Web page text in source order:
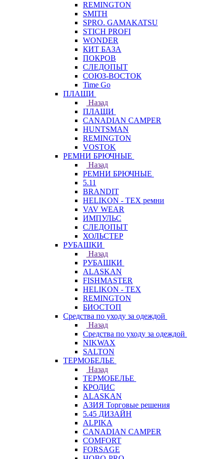
REMINGTON
SMITH
SPRO. GAMAKATSU
STICH PROFI
WONDER
КИТ БАЗА
ПОКРОВ
СЛЕДОПЫТ
СОЮЗ-ВОСТОК
Time Go
ПЛАЩИ
Назад
ПЛАЩИ
CANADIAN CAMPER
HUNTSMAN
REMINGTON
VOSTOK
РЕМНИ БРЮЧНЫЕ
Назад
РЕМНИ БРЮЧНЫЕ
5.11
BRANDIT
HELIKON - TEX ремни
VAV WEAR
ИМПУЛЬС
СЛЕДОПЫТ
ХОЛЬСТЕР
РУБАШКИ
Назад
РУБАШКИ
ALASKAN
FISHMASTER
HELIKON - TEX
REMINGTON
БИОСТОП
Средства по уходу за одеждой
Назад
Средства по уходу за одеждой
NIKWAX
SALTON
ТЕРМОБЕЛЬЕ
Назад
ТЕРМОБЕЛЬЕ
КРОДИС
ALASKAN
АЗИЯ Торговые решения
5.45 ДИЗАЙН
ALPIKA
CANADIAN CAMPER
COMFORT
FORSAGE